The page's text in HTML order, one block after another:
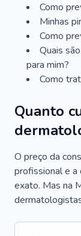
Como
Minhas
Como
Quais
para mim?
Como
Quanto
O preço da
profissional e a
exato. Mas na